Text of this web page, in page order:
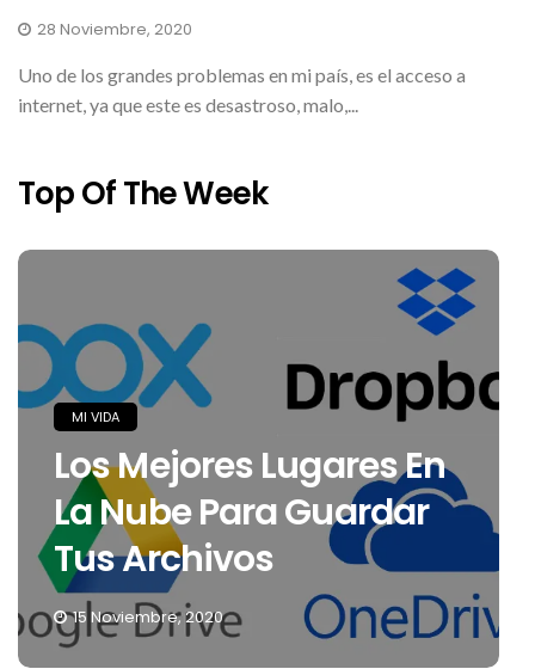
28 Noviembre, 2020
Uno de los grandes problemas en mi país, es el acceso a
internet, ya que este es desastroso, malo,...
Top Of The Week
MI VIDA
Los Mejores Lugares En
La Nube Para Guardar
Tus Archivos
15 Noviembre, 2020